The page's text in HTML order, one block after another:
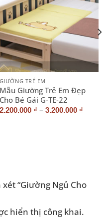
GIƯỜNG TRẺ EM
Mẫu Giường Trẻ Em Đẹp
Cho Bé Gái G-TE-22
2.200.000 ₫ – 3.200.000 ₫
“Giường Ngủ Cho
hiển thị công khai.